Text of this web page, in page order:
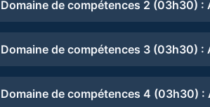
Domaine de compétences 2 (03h30)
Domaine de compétences 3 (03h30)
Domaine de compétences 4 (03h30)